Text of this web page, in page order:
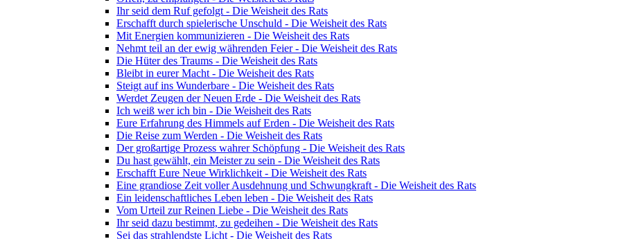
Ihr seid dem Ruf gefolgt - Die Weisheit des Rats
Erschafft durch spielerische Unschuld - Die Weisheit des Rats
Mit Energien kommunizieren - Die Weisheit des Rats
Nehmt teil an der ewig währenden Feier - Die Weisheit des Rats
Die Hüter des Traums - Die Weisheit des Rats
Bleibt in eurer Macht - Die Weisheit des Rats
Steigt auf ins Wunderbare - Die Weisheit des Rats
Werdet Zeugen der Neuen Erde - Die Weisheit des Rats
Ich weiß wer ich bin - Die Weisheit des Rats
Eure Erfahrung des Himmels auf Erden - Die Weisheit des Rats
Die Reise zum Werden - Die Weisheit des Rats
Der großartige Prozess wahrer Schöpfung - Die Weisheit des Rats
Du hast gewählt, ein Meister zu sein - Die Weisheit des Rats
Erschafft Eure Neue Wirklichkeit - Die Weisheit des Rats
Eine grandiose Zeit voller Ausdehnung und Schwungkraft - Die Weisheit des Rats
Ein leidenschaftliches Leben leben - Die Weisheit des Rats
Vom Urteil zur Reinen Liebe - Die Weisheit des Rats
Ihr seid dazu bestimmt, zu gedeihen - Die Weisheit des Rats
Sei das strahlendste Licht - Die Weisheit des Rats